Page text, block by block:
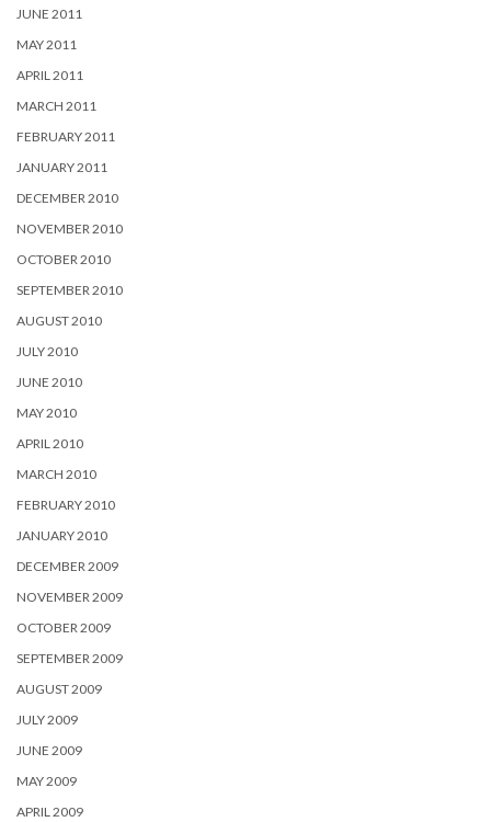
JUNE 2011
MAY 2011
APRIL 2011
MARCH 2011
FEBRUARY 2011
JANUARY 2011
DECEMBER 2010
NOVEMBER 2010
OCTOBER 2010
SEPTEMBER 2010
AUGUST 2010
JULY 2010
JUNE 2010
MAY 2010
APRIL 2010
MARCH 2010
FEBRUARY 2010
JANUARY 2010
DECEMBER 2009
NOVEMBER 2009
OCTOBER 2009
SEPTEMBER 2009
AUGUST 2009
JULY 2009
JUNE 2009
MAY 2009
APRIL 2009